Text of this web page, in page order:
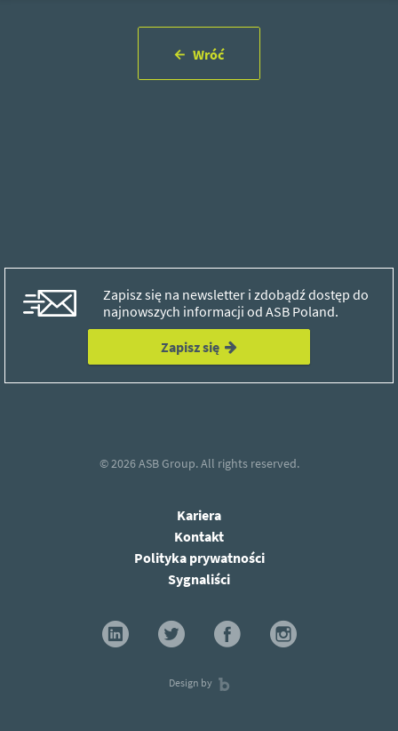
Wróć
Zapisz się na newsletter i zdobądź dostęp do
najnowszych informacji od ASB Poland.
Zapisz się
© 2026ASB Group.All rights reserved.
Kariera
Kontakt
Polityka prywatności
Sygnaliści
Design by